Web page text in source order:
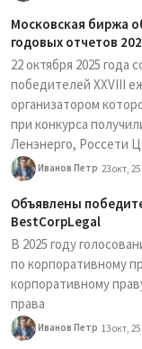
Московская биржа
годовых отчетов
22 октября 2025 года
победителей XXVIII
организатором
при конкурса
Ленэнерго, Россети
Иванов Петр 23 окт, 25
Объявлены
BestCorpLegal
В 2025 году
по корпоративному
корпоративному
права
Иванов Петр 13 окт, 25